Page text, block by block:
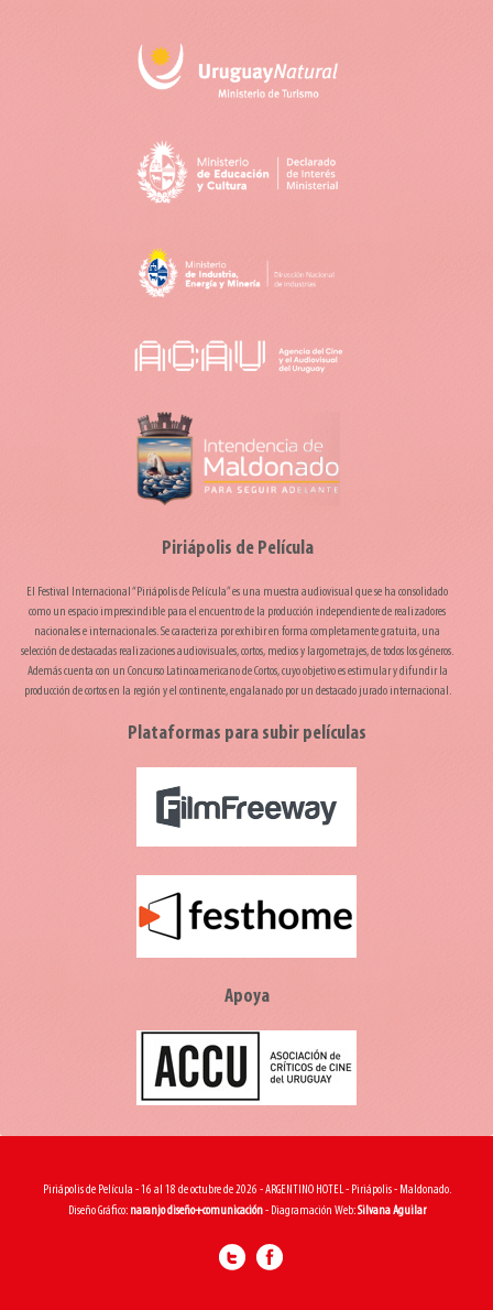
Piriápolis de Película
El Festival Internacional “Piriápolis de Película” es una muestra audiovisual que se ha consolidado
como un espacio imprescindible para el encuentro de la producción independiente de realizadores
nacionales e internacionales. Se caracteriza por exhibir en forma completamente gratuita, una
selección de destacadas realizaciones audiovisuales, cortos, medios y largometrajes, de todos los géneros.
Además cuenta con un Concurso Latinoamericano de Cortos, cuyo objetivo es estimular y difundir la
producción de cortos en la región y el continente, engalanado por un destacado jurado internacional.
Plataformas para subir películas
Apoya
Piriápolis de Película - 16 al 18 de octubre de 2026 - ARGENTINO HOTEL - Piriápolis - Maldonado.
Diseño Gráfico: naranjo diseño+comunicación- Diagramación Web:Silvana Aguilar